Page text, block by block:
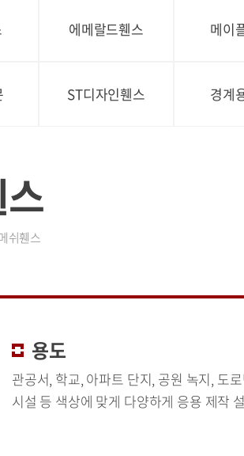
에메랄드휀스 메이
ST디자인휀스 경계
쉬휀스
용도
관공서, 학교, 아파트 단지, 공원 녹지, 도
시설 등 색상에 맞게 다양하게 응용 제작